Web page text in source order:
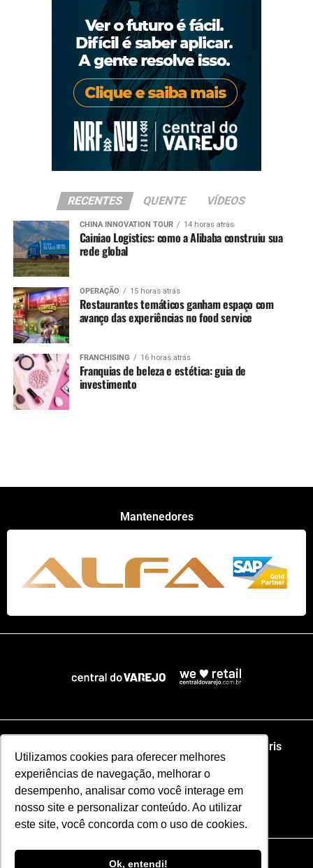
Utilizamos cookies para oferecer melhores
experiências de navegação, melhorar o
desempenho, analisar como você interage em
nosso site e personalizar conteúdo. Ao utilizar
este site, você concorda com o uso de cookies.
Ok, entendi!
RECENTES QUENTE VÍDEOS
CHINA INNOVATION TOUR 14 horas atrás
Cainiao Logistics: como a Alibaba construiu sua
rede global
OPERAÇÃO 15 horas atrás
Restaurantes temáticos ganham espaço com
avanço das experiências no food service
FRANCHISING 16 horas atrás
Franquias de beleza e estética: guia de
investimento
Mantenedores
NRF Paris
Web Summit Lisboa Web Summit Rio
Especial NRF2026
CNPJ: 51.110.853/0001-17